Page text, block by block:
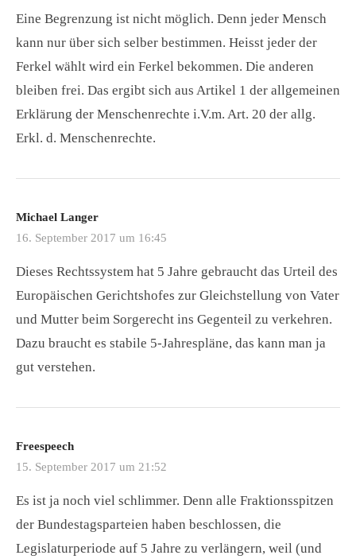
Eine Begrenzung ist nicht möglich. Denn jeder Mensch
kann nur über sich selber bestimmen. Heisst jeder der
Ferkel wählt wird ein Ferkel bekommen. Die anderen
bleiben frei. Das ergibt sich aus Artikel 1 der allgemeinen
Erklärung der Menschenrechte i.V.m. Art. 20 der allg.
Erkl. d. Menschenrechte.
Michael Langer
16. September 2017 um 16:45
Dieses Rechtssystem hat 5 Jahre gebraucht das Urteil des
Europäischen Gerichtshofes zur Gleichstellung von Vater
und Mutter beim Sorgerecht ins Gegenteil zu verkehren.
Dazu braucht es stabile 5-Jahrespläne, das kann man ja
gut verstehen.
Freespeech
15. September 2017 um 21:52
Es ist ja noch viel schlimmer. Denn alle Fraktionsspitzen
der Bundestagsparteien haben beschlossen, die
Legislaturperiode auf 5 Jahre zu verlängern, weil (und